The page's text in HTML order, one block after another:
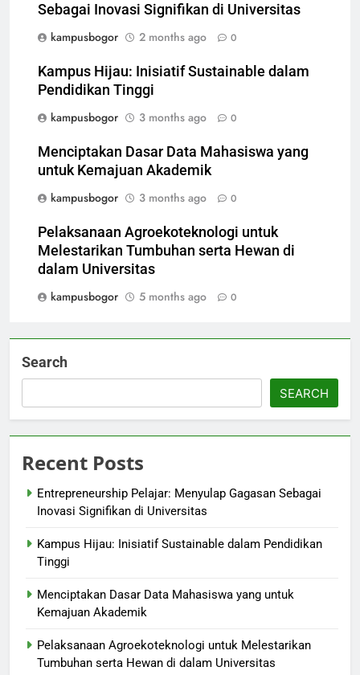
Sebagai Inovasi Signifikan di Universitas
kampusbogor
2 months ago 0
Kampus Hijau: Inisiatif Sustainable dalam
Pendidikan Tinggi
kampusbogor
3 months ago 0
Menciptakan Dasar Data Mahasiswa yang
untuk Kemajuan Akademik
kampusbogor
3 months ago 0
Pelaksanaan Agroekoteknologi untuk
Melestarikan Tumbuhan serta Hewan di
dalam Universitas
kampusbogor
5 months ago 0
Search
SEARCH
Recent Posts
Entrepreneurship Pelajar: Menyulap Gagasan Sebagai
Inovasi Signifikan di Universitas
Kampus Hijau: Inisiatif Sustainable dalam Pendidikan
Tinggi
Menciptakan Dasar Data Mahasiswa yang untuk
Kemajuan Akademik
Pelaksanaan Agroekoteknologi untuk Melestarikan
Tumbuhan serta Hewan di dalam Universitas